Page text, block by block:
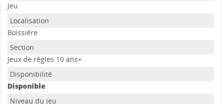
Jeu
Boissière
Jeux de règles 10 ans+
Disponible